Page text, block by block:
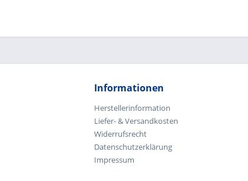
Informationen
Herstellerinformation
Liefer- & Versandkosten
Widerrufsrecht
Datenschutzerklärung
Impressum